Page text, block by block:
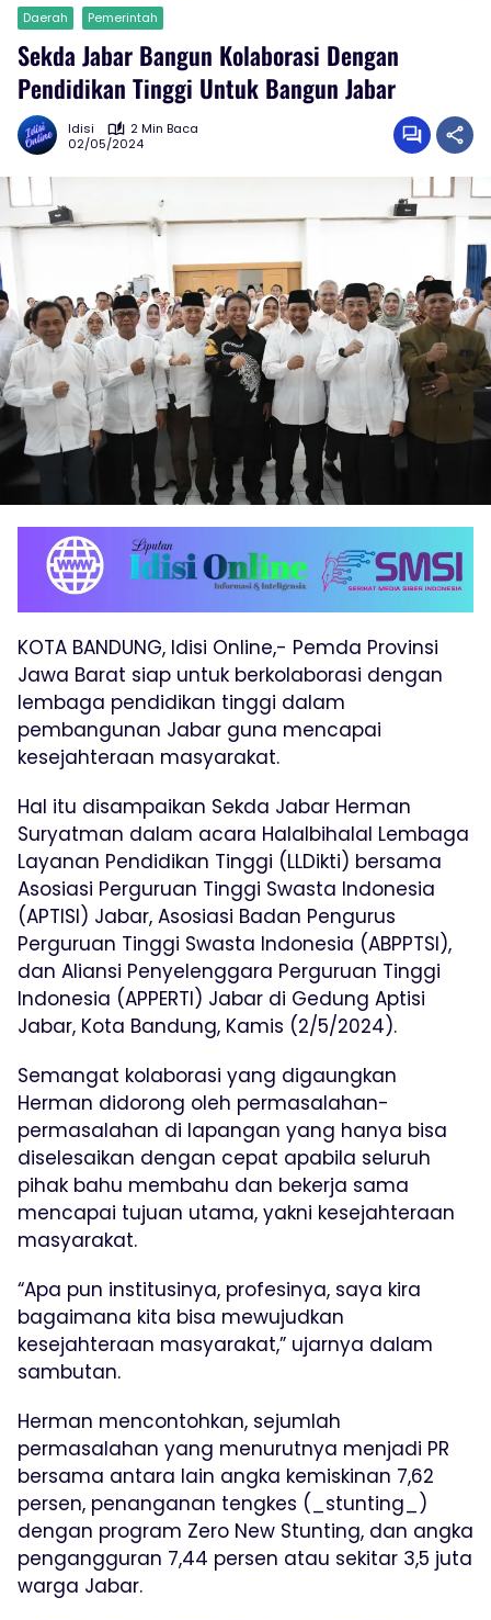
Daerah Pemerintah
Sekda Jabar Bangun Kolaborasi Dengan
Pendidikan Tinggi Untuk Bangun Jabar
Idisi
2 Min Baca
02/05/2024
KOTA BANDUNG, Idisi Online,- Pemda Provinsi
Jawa Barat siap untuk berkolaborasi dengan
lembaga pendidikan tinggi dalam
pembangunan Jabar guna mencapai
kesejahteraan masyarakat.
Hal itu disampaikan Sekda Jabar Herman
Suryatman dalam acara Halalbihalal Lembaga
Layanan Pendidikan Tinggi (LLDikti) bersama
Asosiasi Perguruan Tinggi Swasta Indonesia
(APTISI) Jabar, Asosiasi Badan Pengurus
Perguruan Tinggi Swasta Indonesia (ABPPTSI),
dan Aliansi Penyelenggara Perguruan Tinggi
Indonesia (APPERTI) Jabar di Gedung Aptisi
Jabar, Kota Bandung, Kamis (2/5/2024).
Semangat kolaborasi yang digaungkan
Herman didorong oleh permasalahan-
permasalahan di lapangan yang hanya bisa
diselesaikan dengan cepat apabila seluruh
pihak bahu membahu dan bekerja sama
mencapai tujuan utama, yakni kesejahteraan
masyarakat.
“Apa pun institusinya, profesinya, saya kira
bagaimana kita bisa mewujudkan
kesejahteraan masyarakat,” ujarnya dalam
sambutan.
Herman mencontohkan, sejumlah
permasalahan yang menurutnya menjadi PR
bersama antara lain angka kemiskinan 7,62
persen, penanganan tengkes (_stunting_)
dengan program Zero New Stunting, dan angka
pengangguran 7,44 persen atau sekitar 3,5 juta
warga Jabar.